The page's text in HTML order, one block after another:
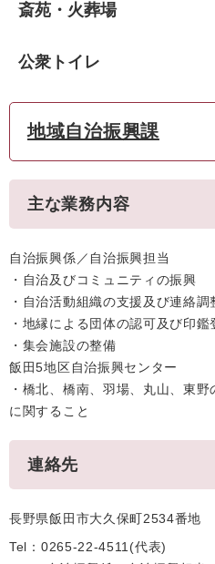
斎苑・火葬場
公衆トイレ
地域自治振興課
主な業務内容
自治振興係／自治振興担当
・自治及びコミュニティの振興
・自治活動組織の支援及び連絡調
・地縁による団体の認可及び印鑑
・集会施設の整備
飯田5地区自治振興センター
・橋北、橋南、羽場、丸山、東
に関すること
連絡先
長野県飯田市大久保町2534番地
Tel：0265-22-4511
代表